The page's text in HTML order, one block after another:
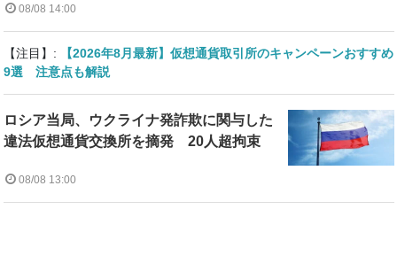
08/08 14:00
【注目】:
【2026年8月最新】仮想通貨取引所のキャンペーンおすすめ
9選 注意点も解説
ロシア当局、ウクライナ発詐欺に関与した
違法仮想通貨交換所を摘発 20人超拘束
08/08 13:00